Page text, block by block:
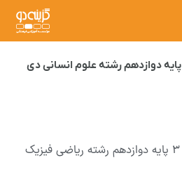
امتحان نهایی ریاضی و آمار ۳ پایه دوازدهم رشته علوم انسانی دی
امتحان نهایی دین و زندگی ۳ پایه دوازدهم رشته ریاضی فیزیک